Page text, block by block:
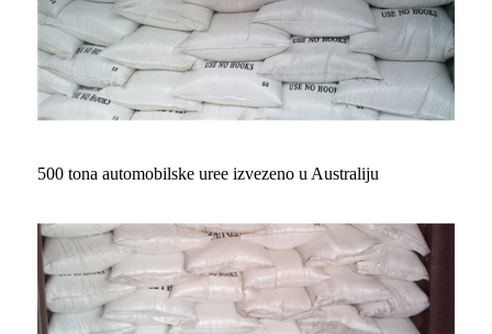
500 tona automobilske uree izvezeno u Australiju